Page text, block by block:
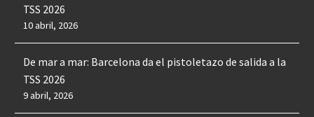
TSS 2026
10 abril, 2026
De mar a mar: Barcelona da el pistoletazo de salida a la
TSS 2026
9 abril, 2026